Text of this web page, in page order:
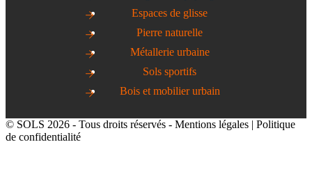
Espaces de glisse
Pierre naturelle
Métallerie urbaine
Sols sportifs
Bois et mobilier urbain
© SOLS 2026 - Tous droits réservés - Mentions légales | Politique
de confidentialité